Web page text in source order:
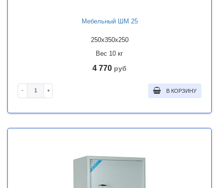
Мебельный ШМ 25
250x350x250
Вес 10 кг
4 770 руб
- + В КОРЗИНУ